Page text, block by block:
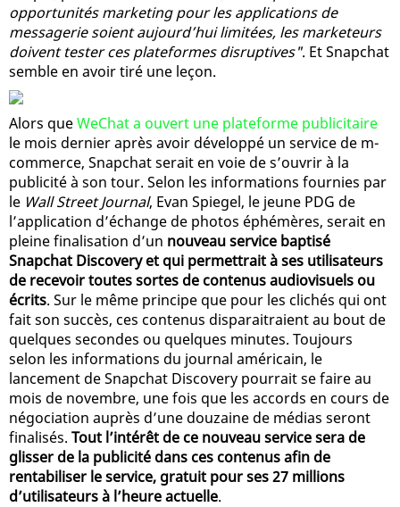
opportunités marketing pour les applications de
messagerie soient aujourd’hui limitées, les marketeurs
doivent tester ces plateformes disruptives". Et Snapchat
semble en avoir tiré une leçon.
Alors queWeChat a ouvert une plateforme publicitaire
le mois dernier après avoir développé un service de m-
commerce, Snapchat serait en voie de s’ouvrir à la
publicité à son tour. Selon les informations fournies par
le Wall Street Journal, Evan Spiegel, le jeune PDG de
l’application d’échange de photos éphémères, serait en
pleine finalisation d’un nouveau service baptisé
Snapchat Discovery et qui permettrait à ses utilisateurs
de recevoir toutes sortes de contenus audiovisuels ou
écrits. Sur le même principe que pour les clichés qui ont
fait son succès, ces contenus disparaitraient au bout de
quelques secondes ou quelques minutes. Toujours
selon les informations du journal américain, le
lancement de Snapchat Discovery pourrait se faire au
mois de novembre, une fois que les accords en cours de
négociation auprès d’une douzaine de médias seront
finalisés. Tout l’intérêt de ce nouveau service sera de
glisser de la publicité dans ces contenus afin de
rentabiliser le service, gratuit pour ses 27 millions
d’utilisateurs à l’heure actuelle.